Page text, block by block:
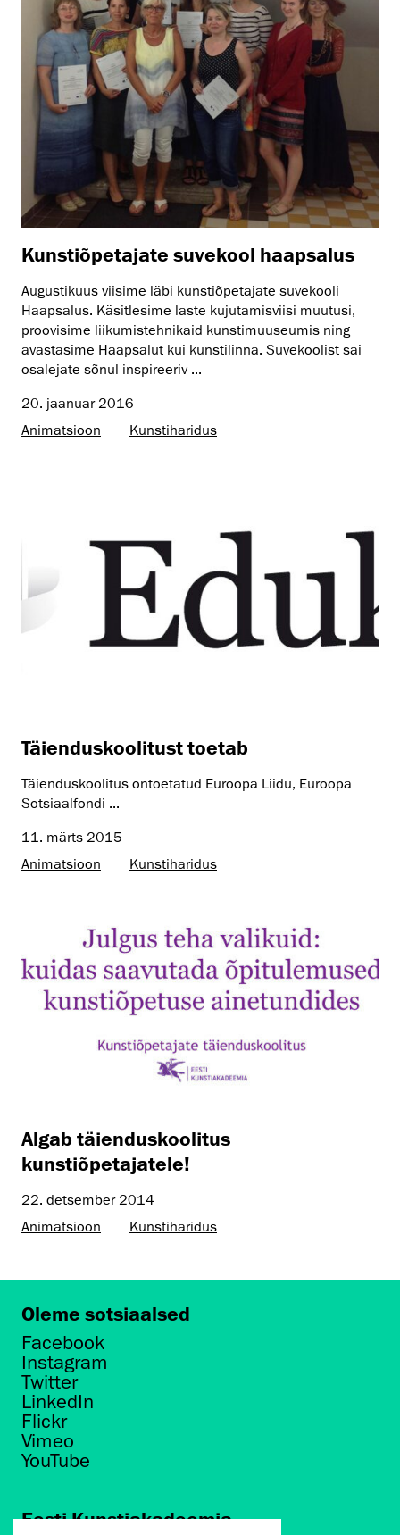
Kunstiõpetajate suvekool haapsalus
Augustikuus viisime läbi kunstiõpetajate suvekooli
Haapsalus. Käsitlesime laste kujutamisviisi muutusi,
proovisime liikumistehnikaid kunstimuuseumis ning
avastasime Haapsalut kui kunstilinna. Suvekoolist sai
osalejate sõnul inspireeriv ...
20. jaanuar 2016
Animatsioon
Kunstiharidus
Täienduskoolitust toetab
Täienduskoolitus ontoetatud Euroopa Liidu, Euroopa
Sotsiaalfondi ...
11. märts 2015
Animatsioon
Kunstiharidus
Algab täienduskoolitus
kunstiõpetajatele!
22. detsember 2014
Animatsioon
Kunstiharidus
Oleme sotsiaalsed
Facebook
Instagram
Twitter
LinkedIn
Flickr
Vimeo
YouTube
Eesti Kunstiakadeemia